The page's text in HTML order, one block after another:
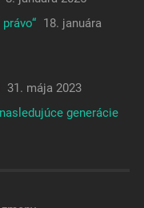
18. januára
31. mája 2023
generácie